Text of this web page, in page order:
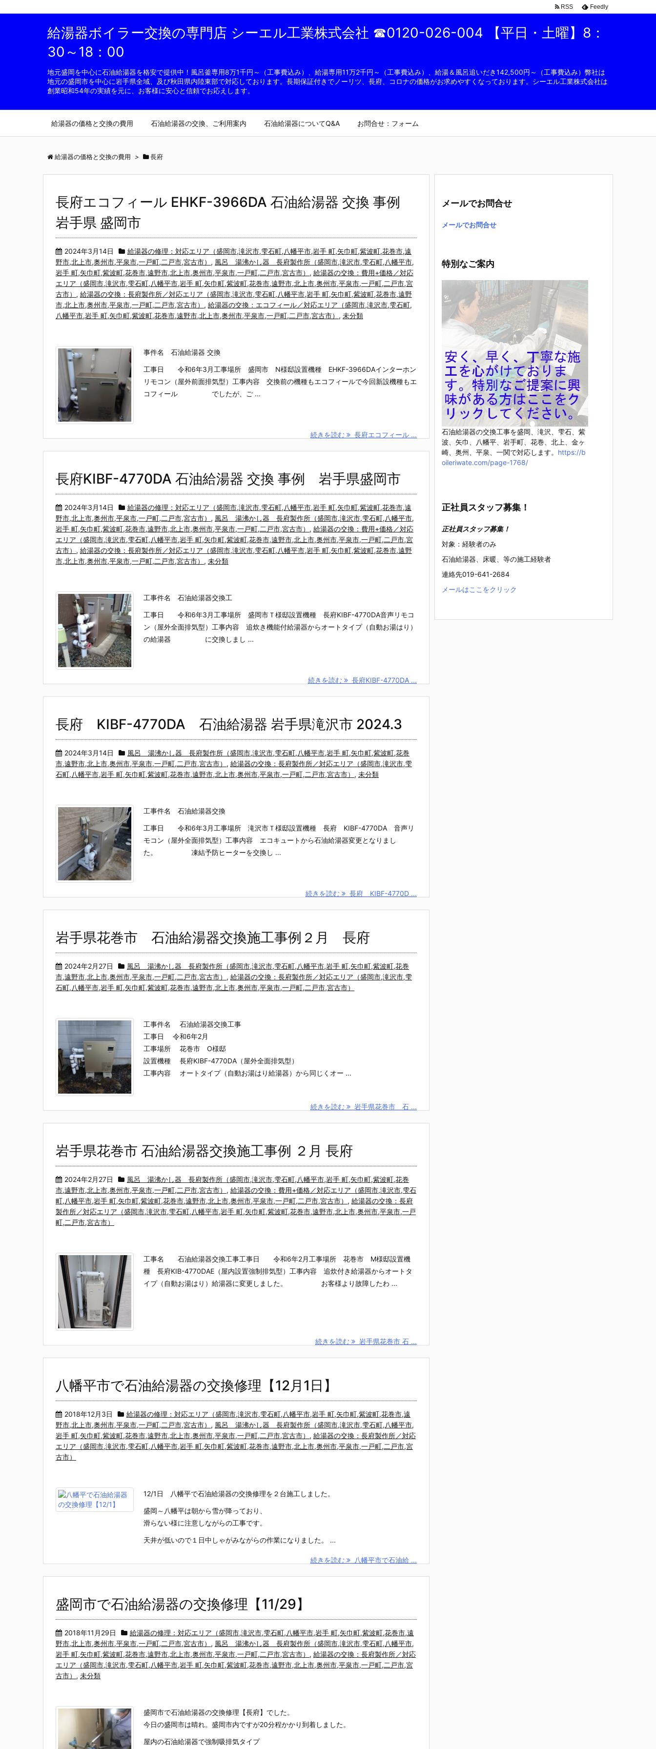
給湯器ボイラー交換の専門店 シーエル工業株式会社 ☎0120-026-004 【平日・土曜】8：
30～18：00
地元盛岡を中心に石油給湯器を格安で提供中！風呂釜専用8万1千円～（工事費込み）、給湯専用11万2千円～（工事費込み）、給湯＆風呂追いだき142,500円～（工事費込み）弊社は
地元の盛岡市を中心に岩手県全域、及び秋田県内陸東部で対応しております。長期保証付きでノーリツ、長府、コロナの価格がお求めやすくなっております。シーエル工業株式会社は
創業昭和54年の実績を元に、お客様に安心と信頼でお応えします。
給湯器の価格と交換の費用 石油給湯器の交換、ご利用案内 石油給湯器についてQ&A お問合せ：フォーム
RSS Feedly
給湯器の価格と交換の費用 > 長府
長府エコフィール EHKF-3966DA 石油給湯器 交換 事例
岩手県 盛岡市
2024年3月14日
給湯器の修理：対応エリア（盛岡市,滝沢市,雫石町,八幡平市,岩手 町,矢巾町,紫波町,花巻市,遠
野市,北上市,奥州市,平泉市,一戸町,二戸市,宮古市） , 風呂 湯沸かし器 長府製作所（盛岡市,滝沢市,雫石町,八幡平市,
岩手 町,矢巾町,紫波町,花巻市,遠野市,北上市,奥州市,平泉市,一戸町,二戸市,宮古市） , 給湯器の交換：費用+価格／対応
エリア（盛岡市,滝沢市,雫石町,八幡平市,岩手 町,矢巾町,紫波町,花巻市,遠野市,北上市,奥州市,平泉市,一戸町,二戸市,宮
古市） , 給湯器の交換：長府製作所／対応エリア（盛岡市,滝沢市,雫石町,八幡平市,岩手 町,矢巾町,紫波町,花巻市,遠野
市,北上市,奥州市,平泉市,一戸町,二戸市,宮古市） , 給湯器の交換：エコフィール／対応エリア（盛岡市,滝沢市,雫石町,
八幡平市,岩手 町,矢巾町,紫波町,花巻市,遠野市,北上市,奥州市,平泉市,一戸町,二戸市,宮古市） , 未分類
事件名 石油給湯器 交換
工事日 令和6年3月工事場所 盛岡市 N様邸設置機種 EHKF-3966DAインターホン
リモコン（屋外前面排気型）工事内容 交換前の機種もエコフィールで今回新設機種もエ
コフィール でしたが、ご ...
続きを読む 長府エコフィール ...
長府KIBF-4770DA 石油給湯器 交換 事例 岩手県盛岡市
2024年3月14日
給湯器の修理：対応エリア（盛岡市,滝沢市,雫石町,八幡平市,岩手 町,矢巾町,紫波町,花巻市,遠
野市,北上市,奥州市,平泉市,一戸町,二戸市,宮古市） , 風呂 湯沸かし器 長府製作所（盛岡市,滝沢市,雫石町,八幡平市,
岩手 町,矢巾町,紫波町,花巻市,遠野市,北上市,奥州市,平泉市,一戸町,二戸市,宮古市） , 給湯器の交換：費用+価格／対応
エリア（盛岡市,滝沢市,雫石町,八幡平市,岩手 町,矢巾町,紫波町,花巻市,遠野市,北上市,奥州市,平泉市,一戸町,二戸市,宮
古市） , 給湯器の交換：長府製作所／対応エリア（盛岡市,滝沢市,雫石町,八幡平市,岩手 町,矢巾町,紫波町,花巻市,遠野
市,北上市,奥州市,平泉市,一戸町,二戸市,宮古市） , 未分類
工事件名 石油給湯器交換工
工事日 令和6年3月工事場所 盛岡市Ｔ様邸設置機種 長府KIBF-4770DA音声リモコ
ン（屋外全面排気型）工事内容 追炊き機能付給湯器からオートタイプ（自動お湯はり）
の給湯器 に交換しまし ...
続きを読む 長府KIBF-4770DA ...
長府 KIBF-4770DA 石油給湯器 岩手県滝沢市 2024.3
2024年3月14日
風呂 湯沸かし器 長府製作所（盛岡市,滝沢市,雫石町,八幡平市,岩手 町,矢巾町,紫波町,花巻
市,遠野市,北上市,奥州市,平泉市,一戸町,二戸市,宮古市） , 給湯器の交換：長府製作所／対応エリア（盛岡市,滝沢市,雫
石町,八幡平市,岩手 町,矢巾町,紫波町,花巻市,遠野市,北上市,奥州市,平泉市,一戸町,二戸市,宮古市） , 未分類
工事件名 石油給湯器交換
工事日 令和6年3月工事場所 滝沢市Ｔ様邸設置機種 長府 KIBF-4770DA 音声リ
モコン（屋外全面排気型）工事内容 エコキュートから石油給湯器変更となりまし
た。 凍結予防ヒーターを交換し ...
続きを読む 長府 KIBF-4770D ...
岩手県花巻市 石油給湯器交換施工事例２月 長府
2024年2月27日
風呂 湯沸かし器 長府製作所（盛岡市,滝沢市,雫石町,八幡平市,岩手 町,矢巾町,紫波町,花巻
市,遠野市,北上市,奥州市,平泉市,一戸町,二戸市,宮古市） , 給湯器の交換：長府製作所／対応エリア（盛岡市,滝沢市,雫
石町,八幡平市,岩手 町,矢巾町,紫波町,花巻市,遠野市,北上市,奥州市,平泉市,一戸町,二戸市,宮古市）
工事件名 石油給湯器交換工事
工事日 令和6年2月
工事場所 花巻市 O様邸
設置機種 長府KIBF-4770DA（屋外全面排気型）
工事内容 オートタイプ（自動お湯はり給湯器）から同じくオー ...
続きを読む 岩手県花巻市 石 ...
岩手県花巻市 石油給湯器交換施工事例 ２月 長府
2024年2月27日
風呂 湯沸かし器 長府製作所（盛岡市,滝沢市,雫石町,八幡平市,岩手 町,矢巾町,紫波町,花巻
市,遠野市,北上市,奥州市,平泉市,一戸町,二戸市,宮古市） , 給湯器の交換：費用+価格／対応エリア（盛岡市,滝沢市,雫石
町,八幡平市,岩手 町,矢巾町,紫波町,花巻市,遠野市,北上市,奥州市,平泉市,一戸町,二戸市,宮古市） , 給湯器の交換：長府
製作所／対応エリア（盛岡市,滝沢市,雫石町,八幡平市,岩手 町,矢巾町,紫波町,花巻市,遠野市,北上市,奥州市,平泉市,一戸
町,二戸市,宮古市）
工事名 石油給湯器交換工事工事日 令和6年2月工事場所 花巻市 M様邸設置機
種 長府KIB-4770DAE（屋内設置強制排気型）工事内容 追炊付き給湯器からオートタ
イプ（自動お湯はり）給湯器に変更しました。 お客様より故障したわ ...
続きを読む 岩手県花巻市 石 ...
八幡平市で石油給湯器の交換修理【12月1日】
2018年12月3日
給湯器の修理：対応エリア（盛岡市,滝沢市,雫石町,八幡平市,岩手 町,矢巾町,紫波町,花巻市,遠
野市,北上市,奥州市,平泉市,一戸町,二戸市,宮古市） , 風呂 湯沸かし器 長府製作所（盛岡市,滝沢市,雫石町,八幡平市,
岩手 町,矢巾町,紫波町,花巻市,遠野市,北上市,奥州市,平泉市,一戸町,二戸市,宮古市） , 給湯器の交換：長府製作所／対応
エリア（盛岡市,滝沢市,雫石町,八幡平市,岩手 町,矢巾町,紫波町,花巻市,遠野市,北上市,奥州市,平泉市,一戸町,二戸市,宮
古市）
12/1日 八幡平で石油給湯器の交換修理を２台施工しました。
盛岡～八幡平は朝から雪が降っており、
滑らない様に注意しながらの工事です。
天井が低いので１日中しゃがみながらの作業になりました。 ...
続きを読む 八幡平市で石油給 ...
盛岡市で石油給湯器の交換修理【11/29】
2018年11月29日
給湯器の修理：対応エリア（盛岡市,滝沢市,雫石町,八幡平市,岩手 町,矢巾町,紫波町,花巻市,遠
野市,北上市,奥州市,平泉市,一戸町,二戸市,宮古市） , 風呂 湯沸かし器 長府製作所（盛岡市,滝沢市,雫石町,八幡平市,
岩手 町,矢巾町,紫波町,花巻市,遠野市,北上市,奥州市,平泉市,一戸町,二戸市,宮古市） , 給湯器の交換：長府製作所／対応
エリア（盛岡市,滝沢市,雫石町,八幡平市,岩手 町,矢巾町,紫波町,花巻市,遠野市,北上市,奥州市,平泉市,一戸町,二戸市,宮
古市） , 未分類
盛岡市で石油給湯器の交換修理【長府】でした。
今日の盛岡市は晴れ。盛岡市内ですが20分程かかり到着しました。
屋内の石油給湯器で強制吸排気タイプ
メールでお問合せ
メールでお問合せ
特別なご案内
石油給湯器の交換工事を盛岡、滝沢、雫石、紫
波、矢巾、八幡平、岩手町、花巻、北上、金ヶ
崎、奥州、平泉、一関で対応します。 https://b
oileriwate.com/page-1768/
正社員スタッフ募集！
正社員スタッフ募集！
対象：経験者のみ
石油給湯器、床暖、等の施工経験者
連絡先019-641-2684
メールはここをクリック